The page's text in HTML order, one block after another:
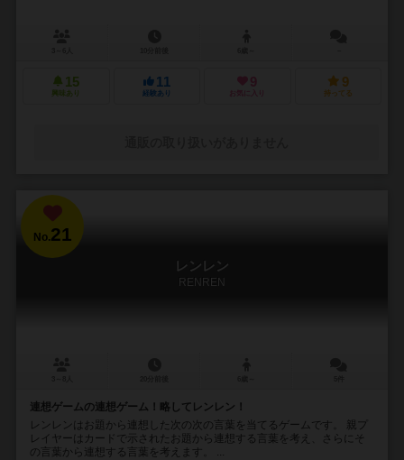
15
興味あり
11
経験あり
9
お気に入り
9
持ってる
No.21
レンレン
RENREN
連想ゲームの連想ゲーム！略してレンレン！
レンレンはお題から連想した次の次の言葉を当てるゲームです。 親プ
レイヤーはカードで示されたお題から連想する言葉を考え、さらにそ
の言葉から連想する言葉を考えます。 ...